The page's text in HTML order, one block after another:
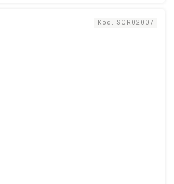
Kód: SOR02007